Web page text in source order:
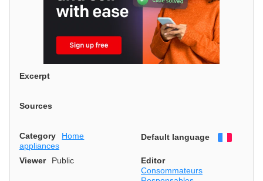
Excerpt
Sources
Category
Home
appliances
Default language
Viewer Public
Editor
Consommateurs